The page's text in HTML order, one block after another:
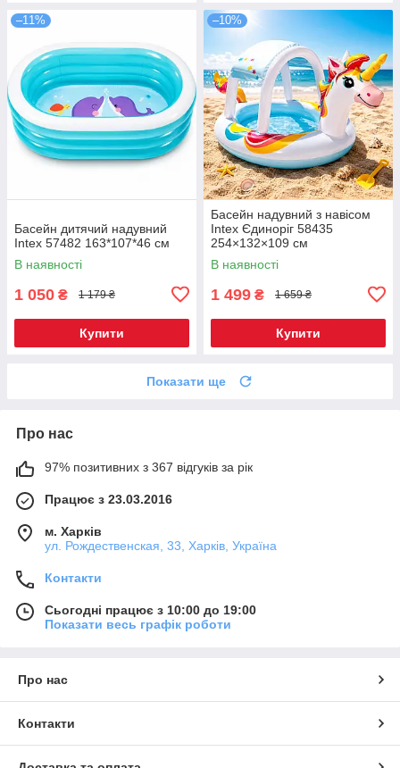
–11%
Басейн дитячий надувний
Intex 57482 163*107*46 см
В наявності
1 050 ₴ 1 179 ₴
Купити
–10%
Басейн надувний з навісом
Intex Єдиноріг 58435
254×132×109 см
В наявності
1 499 ₴ 1 659 ₴
Купити
Показати ще
Про нас
97% позитивних з 367 відгуків за рік
Працює з 23.03.2016
м. Харків
ул. Рождественская, 33, Харків, Україна
Контакти
Сьогодні працює з 10:00 до 19:00
Показати весь графік роботи
Про нас
Контакти